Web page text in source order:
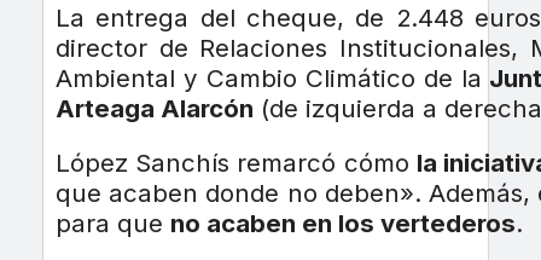
La entrega del cheque, de 2.448
director de Relaciones
Ambiental y Cambio Climático de la
Arteaga Alarcón (de izquierda a
López Sanchís remarcó cómo la
que acaben donde no deben».
para que no acaben en los vertederos.